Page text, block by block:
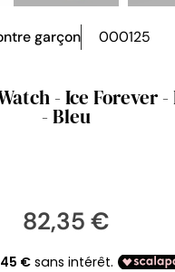
garçon 000125
- Ice Forever
- Bleu
82,35 €